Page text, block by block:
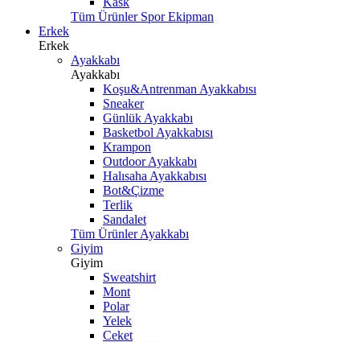
Tüm Ürünler Spor Ekipman
Erkek
Erkek
Ayakkabı
Ayakkabı
Koşu&Antrenman Ayakkabısı
Sneaker
Günlük Ayakkabı
Basketbol Ayakkabısı
Krampon
Outdoor Ayakkabı
Halısaha Ayakkabısı
Bot&Çizme
Terlik
Sandalet
Tüm Ürünler Ayakkabı
Giyim
Giyim
Sweatshirt
Mont
Polar
Yelek
Ceket